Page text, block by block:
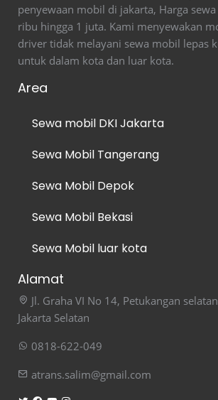
penyewaan mobil di jakarta, Harga
ribu hingga 1 juta. Kami menyewakan
driver tidak melayani sewa mobil lepas
untuk dalam kota dan luar kota.
Area
Sewa mobil DKI Jakarta
Sewa Mobil Tangerang
Sewa Mobil Depok
Sewa Mobil Bekasi
Sewa Mobil luar kota
Alamat
Jl. Graha VI No 14, Petukangan
Jakarta Selatan
0818-622-049
atrans.salim@gmail.com